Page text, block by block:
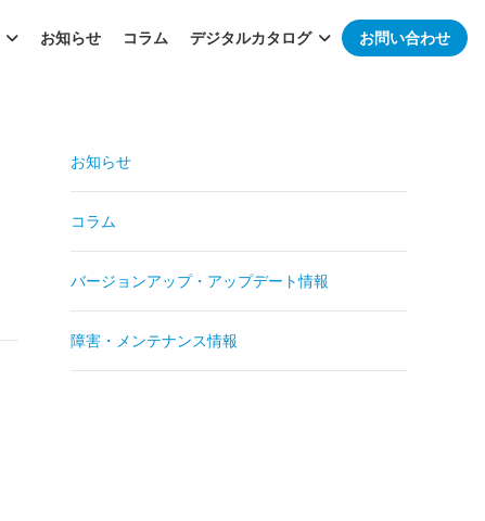
お知らせ コラム デジタルカタログ お問い合わせ
お知らせ
コラム
バージョンアップ・アップデート情報
障害・メンテナンス情報